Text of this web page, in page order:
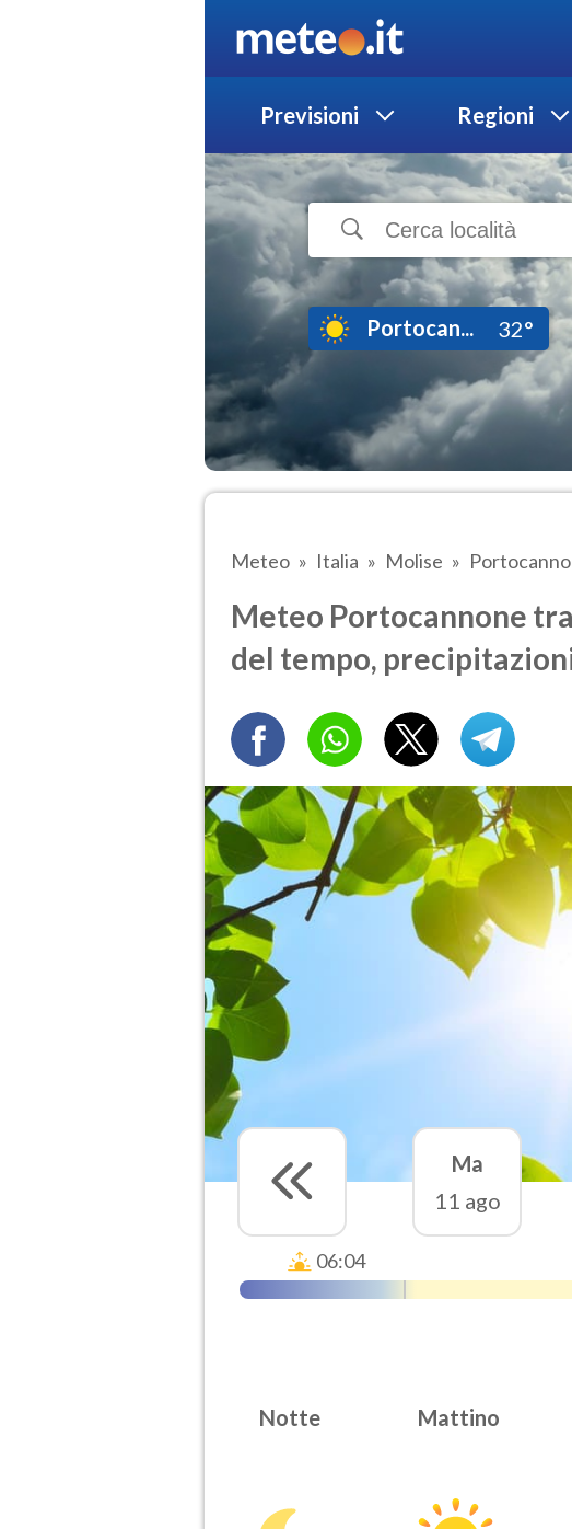
Previsioni Regioni
Portocan... 32°
Meteo Italia Molise
Meteo Portocannone
del tempo,
Ma
11 ago
06:04
Notte Mattino